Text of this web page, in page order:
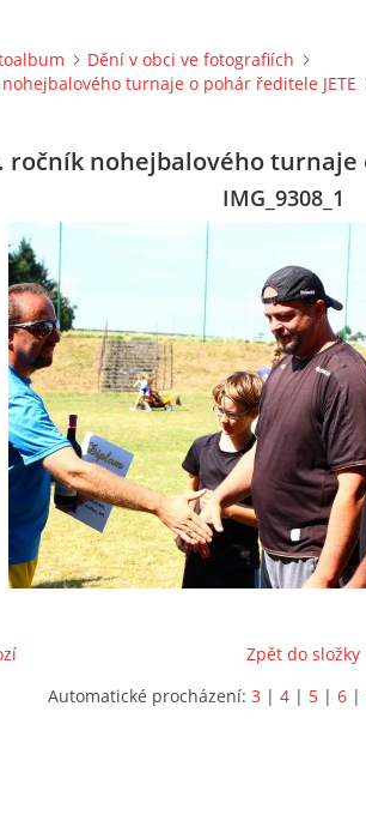
Dění v obci ve fotografiích
nohejbalového turnaje o pohár ředitele JETE
ročník nohejbalového turnaje
IMG_9308_1
Zpět do složky
Automatické procházení: 3 | 4 | 5 | 6 |